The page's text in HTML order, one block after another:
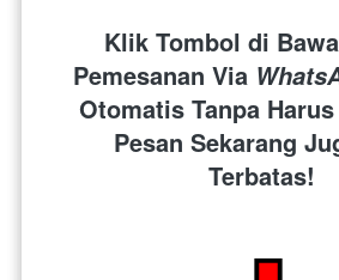
Klik Tombol di
Pemesanan Via
Otomatis Tanpa
Pesan Sekarang
Terbatas!